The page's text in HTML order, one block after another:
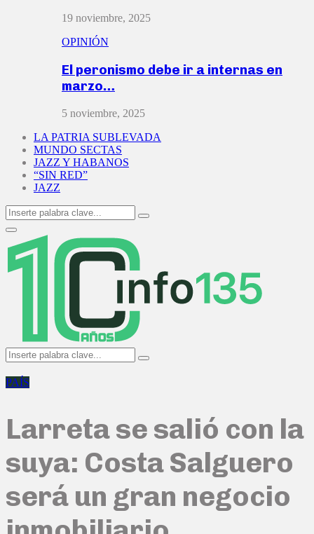
19 noviembre, 2025
OPINIÓN
El peronismo debe ir a internas en
marzo…
5 noviembre, 2025
LA PATRIA SUBLEVADA
MUNDO SECTAS
JAZZ Y HABANOS
“SIN RED”
JAZZ
Search
for:
Search
Primary
Menu
Search
for:
Search
PAÍS
Larreta se salió con la
suya: Costa Salguero
será un gran negocio